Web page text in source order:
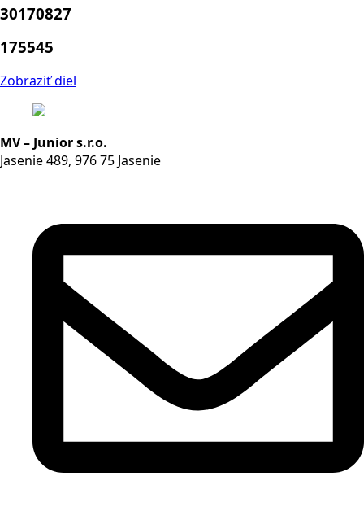
30170827
175545
Zobraziť diel
MV – Junior s.r.o.
Jasenie 489, 976 75 Jasenie